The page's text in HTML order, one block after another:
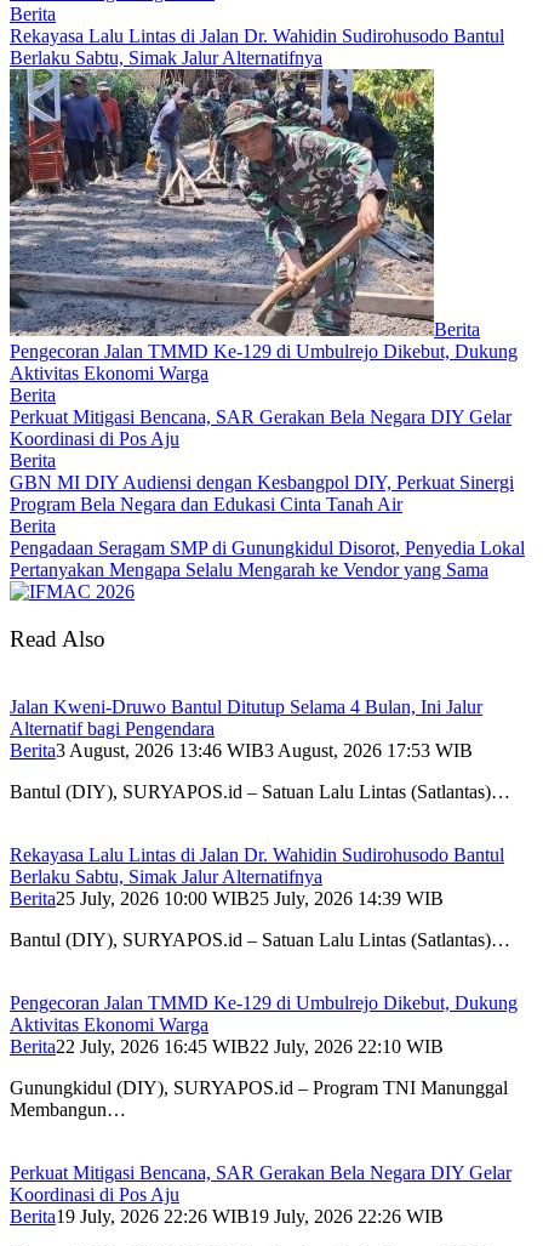
Berita
Rekayasa Lalu Lintas di Jalan Dr. Wahidin Sudirohusodo Bantul
Berlaku Sabtu, Simak Jalur Alternatifnya
Berita
Pengecoran Jalan TMMD Ke-129 di Umbulrejo Dikebut, Dukung
Aktivitas Ekonomi Warga
Berita
Perkuat Mitigasi Bencana, SAR Gerakan Bela Negara DIY Gelar
Koordinasi di Pos Aju
Berita
GBN MI DIY Audiensi dengan Kesbangpol DIY, Perkuat Sinergi
Program Bela Negara dan Edukasi Cinta Tanah Air
Berita
Pengadaan Seragam SMP di Gunungkidul Disorot, Penyedia Lokal
Pertanyakan Mengapa Selalu Mengarah ke Vendor yang Sama
Read Also
Jalan Kweni-Druwo Bantul Ditutup Selama 4 Bulan, Ini Jalur
Alternatif bagi Pengendara
Berita3 August, 2026 13:46 WIB3 August, 2026 17:53 WIB
Bantul (DIY), SURYAPOS.id – Satuan Lalu Lintas (Satlantas)…
Rekayasa Lalu Lintas di Jalan Dr. Wahidin Sudirohusodo Bantul
Berlaku Sabtu, Simak Jalur Alternatifnya
Berita25 July, 2026 10:00 WIB25 July, 2026 14:39 WIB
Bantul (DIY), SURYAPOS.id – Satuan Lalu Lintas (Satlantas)…
Pengecoran Jalan TMMD Ke-129 di Umbulrejo Dikebut, Dukung
Aktivitas Ekonomi Warga
Berita22 July, 2026 16:45 WIB22 July, 2026 22:10 WIB
Gunungkidul (DIY), SURYAPOS.id – Program TNI Manunggal
Membangun…
Perkuat Mitigasi Bencana, SAR Gerakan Bela Negara DIY Gelar
Koordinasi di Pos Aju
Berita19 July, 2026 22:26 WIB19 July, 2026 22:26 WIB